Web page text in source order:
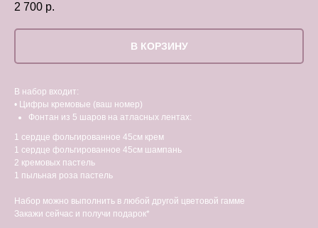
2 700 р.
В КОРЗИНУ
В набор входит:
• Цифры кремовые (ваш номер)
Фонтан из 5 шаров на атласных лентах:
1 сердце фольгированное 45см крем
1 сердце фольгированное 45см шампань
2 кремовых пастель
1 пыльная роза пастель
Набор можно выполнить в любой другой цветовой гамме
Закажи сейчас и получи подарок*